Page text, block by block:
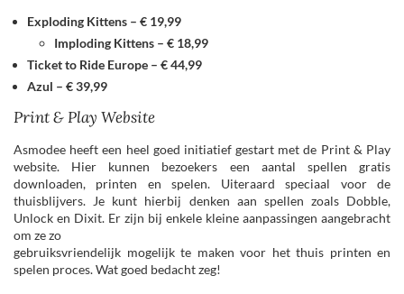
Exploding Kittens – € 19,99
Imploding Kittens – € 18,99
Ticket to Ride Europe – € 44,99
Azul – € 39,99
Print & Play Website
Asmodee heeft een heel goed initiatief gestart met de Print & Play
website. Hier kunnen bezoekers een aantal spellen gratis
downloaden, printen en spelen. Uiteraard speciaal voor de
thuisblijvers. Je kunt hierbij denken aan spellen zoals Dobble,
Unlock en Dixit. Er zijn bij enkele kleine aanpassingen aangebracht
om ze zo
gebruiksvriendelijk mogelijk te maken voor het thuis printen en
spelen proces. Wat goed bedacht zeg!